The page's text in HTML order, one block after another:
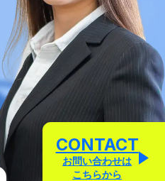
CONTACT
お問い合わせは
こちらから